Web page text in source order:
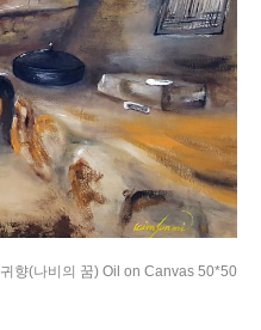
귀향(나비의 꿈) Oil on Canvas 50*50